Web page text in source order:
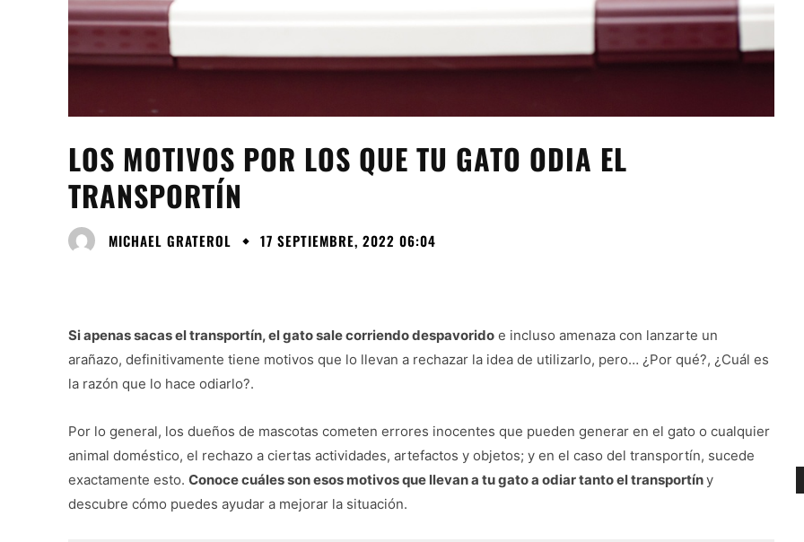
LOS MOTIVOS POR LOS QUE TU GATO ODIA EL
TRANSPORTÍN
MICHAEL GRATEROL 17 SEPTIEMBRE, 2022 06:04
Si apenas sacas el transportín, el gato sale corriendo despavorido e incluso amenaza con lanzarte un
arañazo, definitivamente tiene motivos que lo llevan a rechazar la idea de utilizarlo, pero… ¿Por qué?, ¿Cuál es
la razón que lo hace odiarlo?.
Por lo general, los dueños de mascotas cometen errores inocentes que pueden generar en el gato o cualquier
animal doméstico, el rechazo a ciertas actividades, artefactos y objetos; y en el caso del transportín, sucede
exactamente esto. Conoce cuáles son esos motivos que llevan a tu gato a odiar tanto el transportíny
descubre cómo puedes ayudar a mejorar la situación.